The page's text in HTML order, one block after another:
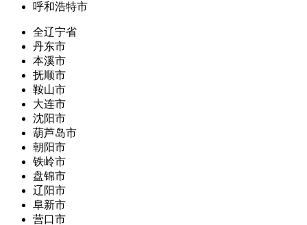
呼和浩特市
全辽宁省
丹东市
本溪市
抚顺市
鞍山市
大连市
沈阳市
葫芦岛市
朝阳市
铁岭市
盘锦市
辽阳市
阜新市
营口市